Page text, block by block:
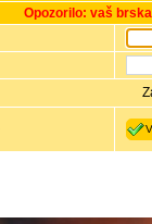
Opozorilo: vaš